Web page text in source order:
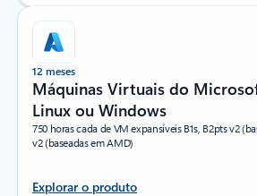
12 meses
Máquinas Virtuais do
Linux ou Windows
750 horas cada de VM expansíveis B1s, B2pts v2
v2 (baseadas em AMD)
Explorar o produto